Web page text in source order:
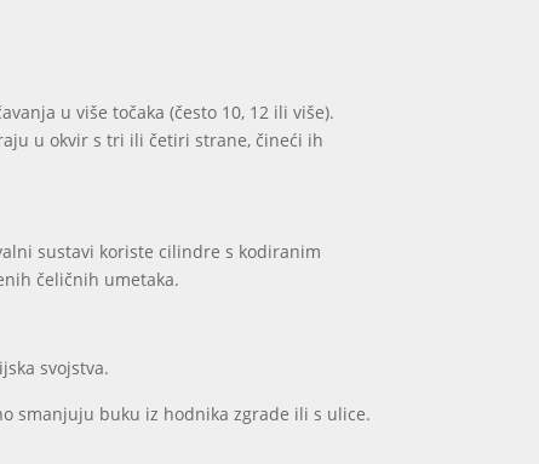
u više točaka (često 10, 12 ili više).
u okvir s tri ili četiri strane, čineći ih
sustavi koriste cilindre s kodiranim
čeličnih umetaka.
svojstva.
smanjuju buku iz hodnika zgrade ili s ulice.